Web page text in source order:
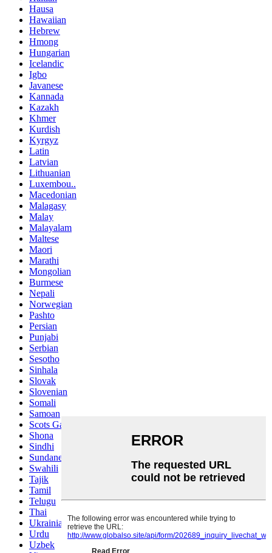
Hausa
Hawaiian
Hebrew
Hmong
Hungarian
Icelandic
Igbo
Javanese
Kannada
Kazakh
Khmer
Kurdish
Kyrgyz
Latin
Latvian
Lithuanian
Luxembou..
Macedonian
Malagasy
Malay
Malayalam
Maltese
Maori
Marathi
Mongolian
Burmese
Nepali
Norwegian
Pashto
Persian
Punjabi
Serbian
Sesotho
Sinhala
Slovak
Slovenian
Somali
Samoan
Scots Gaelic
Shona
Sindhi
Sundanese
Swahili
Tajik
Tamil
Telugu
Thai
Ukrainian
Urdu
Uzbek